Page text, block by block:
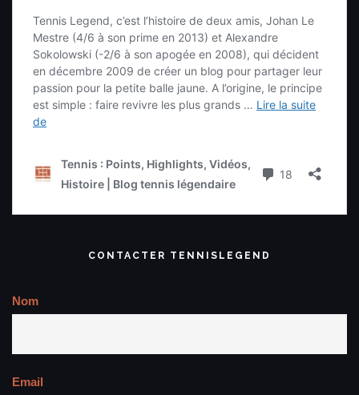
CONTACTER TENNISLEGEND
Nom
Email